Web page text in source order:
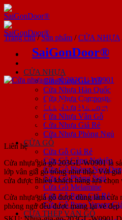
Bỏ
qua
nội
dung
SaiGonDoor®
CỬA NHỰA
Cửa Nhựa Giả Gỗ
Cửa Nhựa Hàn Quốc
Cửa Nhựa Composite
Cửa Nhựa Đài Loan
Cửa Nhựa Vân Gỗ
Cửa Nhựa Giá Rẻ
Cửa Nhựa Phòng Ngủ
CỬA GỖ
Cửa Gỗ Giá Rẻ
Cửa Gỗ Công Nghiệp
Cửa Gỗ Phòng Ngủ Đẹp
Cửa Gỗ Phòng Ngủ
Cửa Gỗ Melamine
Cửa Gỗ Pano Giá Rẻ
Cửa Gỗ Pano Veneer
CỬA THÉP VÂN GỖ
Trang chủ / Sản phẩm / CỬA NHỰA
Cửa nhựa giả gỗ
W0901
Liên hệ
Cửa nhựa giả gỗ 203GL-W0901 là
lớp vân giả gỗ trông như thật. Với
cửa được nhiều khách hàng lựa chọn
Cửa nhựa giả gỗ được dùng làm cửa
phòng ngủ đều được mang lại vẻ